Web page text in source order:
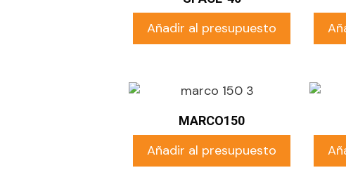
Añadir al presupuesto
MARCO150
Añadir al presupuesto